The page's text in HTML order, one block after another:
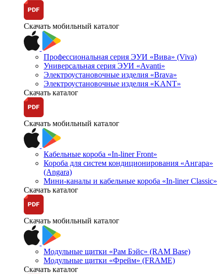
Скачать мобильный каталог
Профессиональная серия ЭУИ «Вива» (Viva)
Универсальная серия ЭУИ «Avanti»
Электроустановочные изделия «Brava»
Электроустановочные изделия «KANT»
Скачать каталог
Скачать мобильный каталог
Кабельные короба «In-liner Front»
Короба для систем кондиционирования «Ангара»
(Angara)
Мини-каналы и кабельные короба «In-liner Classic»
Скачать каталог
Скачать мобильный каталог
Модульные щитки «Рам Бэйс» (RAM Base)
Модульные щитки «Фрейм» (FRAME)
Скачать каталог